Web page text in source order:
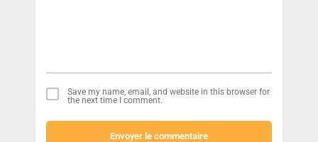
Save my name, email, and website in this browser for
the next time I comment.
Envoyer le commentaire